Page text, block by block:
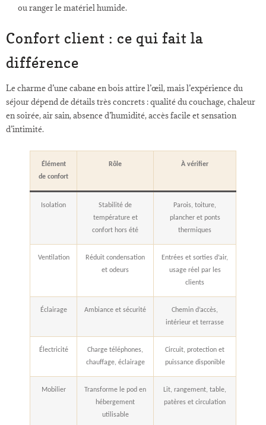
ou ranger le matériel humide.
Confort client : ce qui fait la
différence
Le charme d’une cabane en bois attire l’œil, mais l’expérience du
séjour dépend de détails très concrets : qualité du couchage, chaleur
en soirée, air sain, absence d’humidité, accès facile et sensation
d’intimité.
Élément
de confort
Rôle À vérifier
Isolation
Stabilité de
température et
confort hors été
Parois, toiture,
plancher et ponts
thermiques
Ventilation
Réduit condensation
et odeurs
Entrées et sorties d’air,
usage réel par les
clients
Éclairage Ambiance et sécurité
Chemin d’accès,
intérieur et terrasse
Électricité
Charge téléphones,
chauffage, éclairage
Circuit, protection et
puissance disponible
Mobilier
Transforme le pod en
hébergement
utilisable
Lit, rangement, table,
patères et circulation